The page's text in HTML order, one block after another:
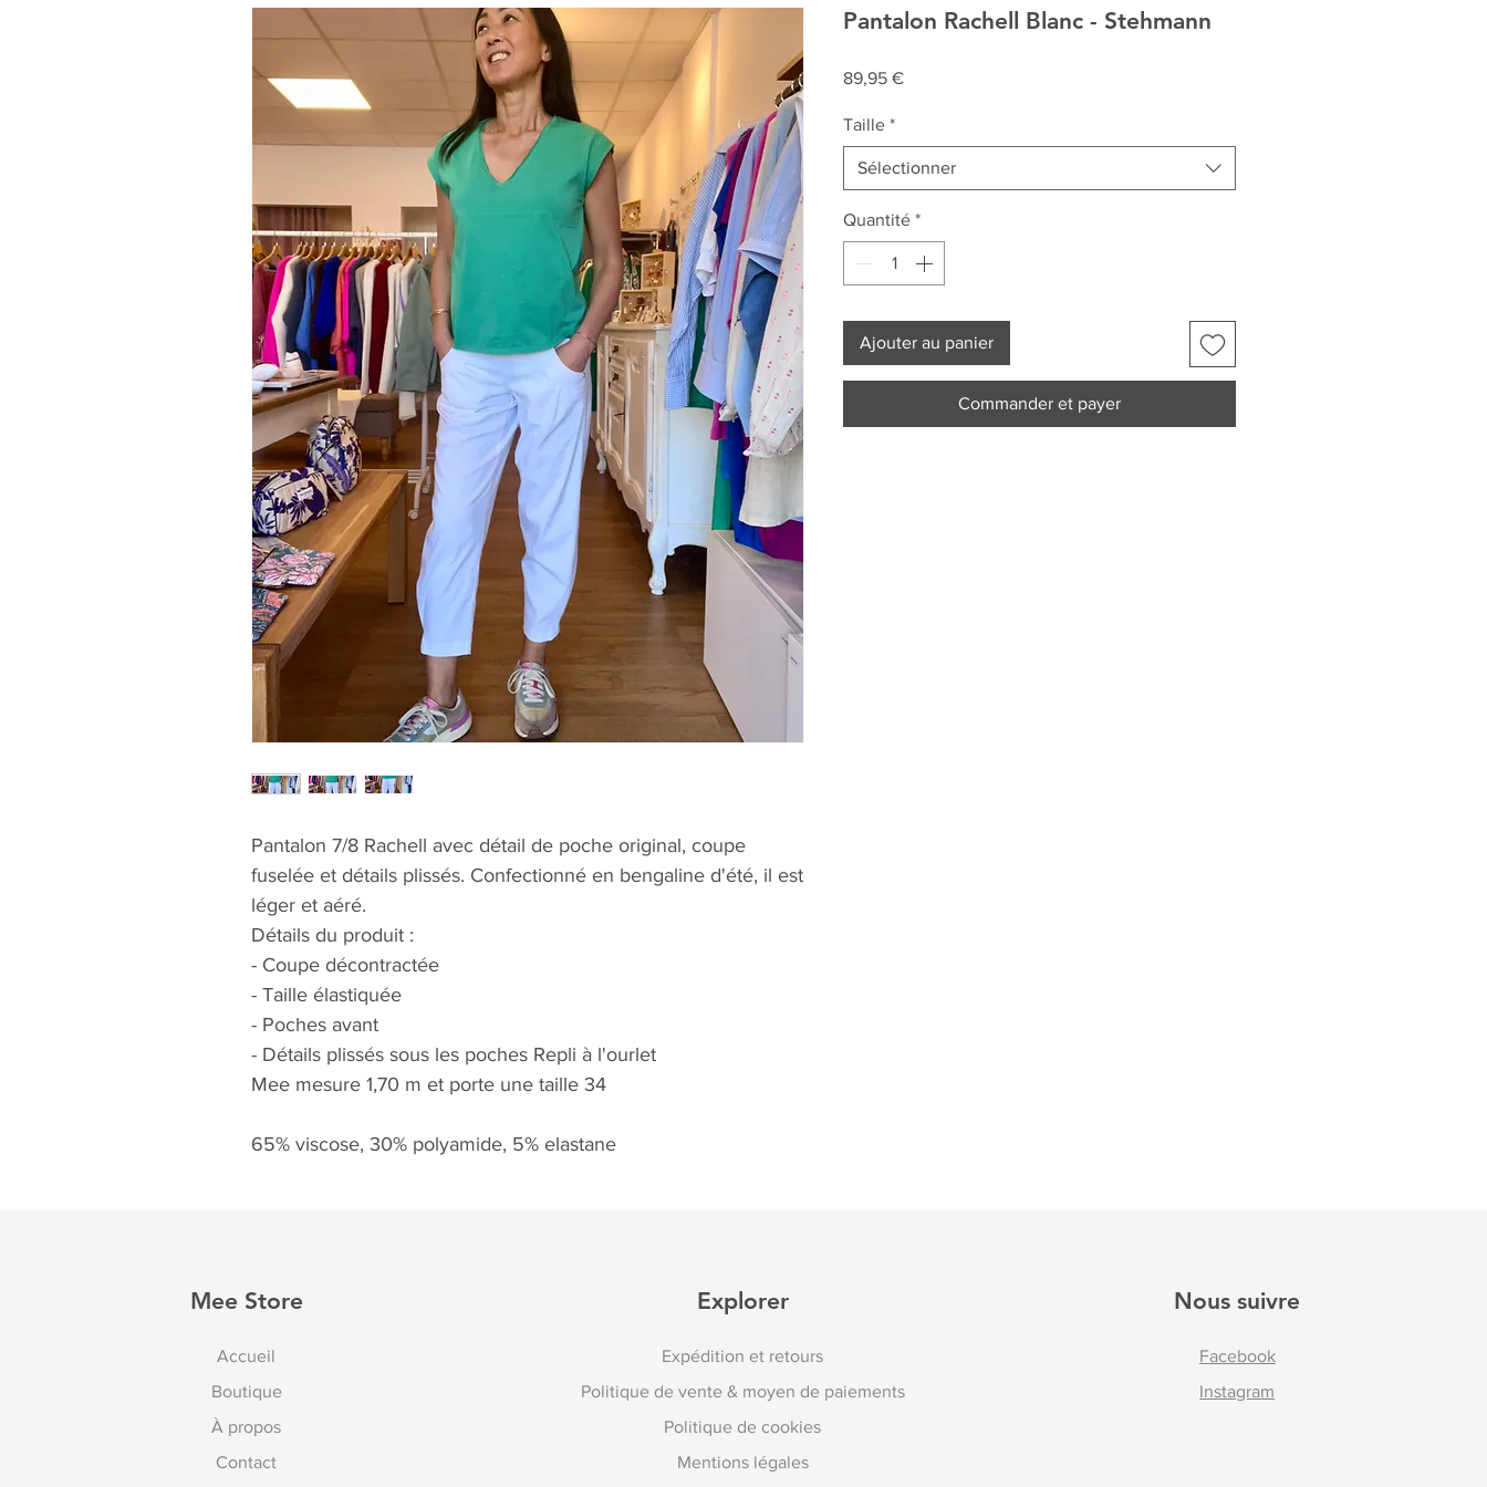
Pantalon 7/8 Rachell avec détail de poche original, coupe
fuselée et détails plissés. Confectionné en bengaline d'été, il est
léger et aéré.
Détails du produit :
- Coupe décontractée
- Taille élastiquée
- Poches avant
- Détails plissés sous les poches Repli à l'ourlet
Mee mesure 1,70 m et porte une taille 34
65% viscose, 30% polyamide, 5% elastane
Pantalon Rachell Blanc - Stehmann
89,95 €Prix
Taille *
Sélectionner
Quantité *
Ajouter au panier
Commander et payer
Mee Store
Accueil
Boutique
À propos
Contact
Explorer
Expédition et retours
Politique de vente & moyen de paiements
Politique de cookies
Mentions légales
Nous suivre
Facebook
Instagram